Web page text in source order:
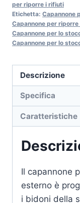
per riporre i rifiuti
Etichetta: Capannone
Capannone per
Capannone per lo
Capannone per lo
Descrizione
Specifica
Caratteristiche
Il capannone
esterno è
i bidoni della